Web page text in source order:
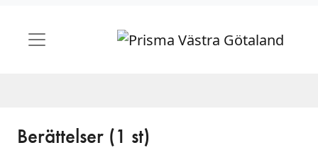
Berättelser (1 st)